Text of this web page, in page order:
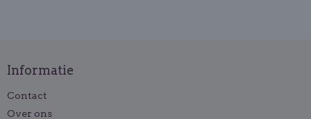
Informatie
Contact
Over ons